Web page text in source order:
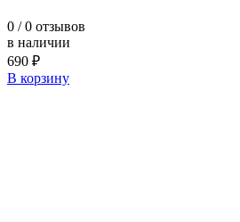
0 / 0 отзывов
в наличии
690 ₽
В корзину